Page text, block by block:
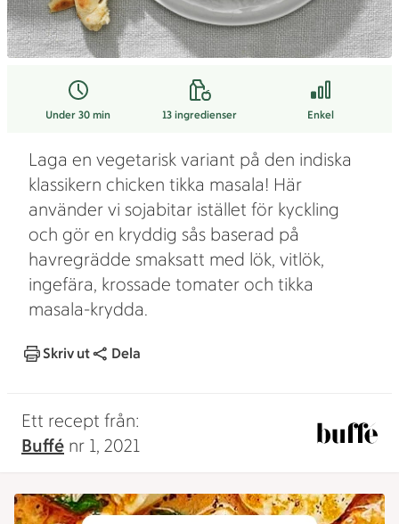
Under 30 min 13 ingredienser Enkel
Laga en vegetarisk variant på den indiska
klassikern chicken tikka masala! Här
använder vi sojabitar istället för kyckling
och gör en kryddig sås baserad på
havregrädde smaksatt med lök, vitlök,
ingefära, krossade tomater och tikka
masala-krydda.
Skriv ut Dela
Ett recept från:
Buffé nr 1, 2021